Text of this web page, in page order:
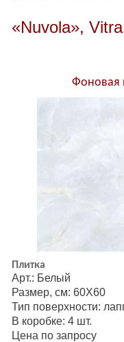
«Nuvola»,
Фоновая
Плитка
Арт.: Белый
Размер, см: 60Х60
Тип поверхности:
В коробке: 4 шт.
Цена по запросу